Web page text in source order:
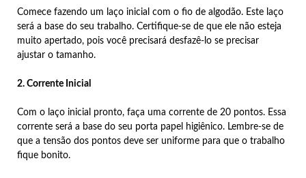
Comece fazendo um laço inicial com o fio de algodão. Este laço
será a base do seu trabalho. Certifique-se de que ele não esteja
muito apertado, pois você precisará desfazê-lo se precisar
ajustar o tamanho.
2. Corrente Inicial
Com o laço inicial pronto, faça uma corrente de 20 pontos. Essa
corrente será a base do seu porta papel higiênico. Lembre-se de
que a tensão dos pontos deve ser uniforme para que o trabalho
fique bonito.